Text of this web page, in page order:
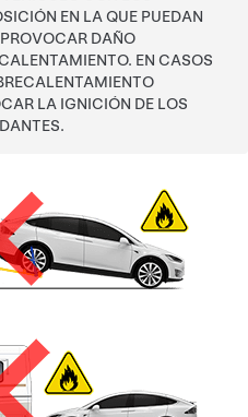
EN LA QUE PUEDAN
DAÑO
EN CASOS
LA IGNICIÓN DE LOS